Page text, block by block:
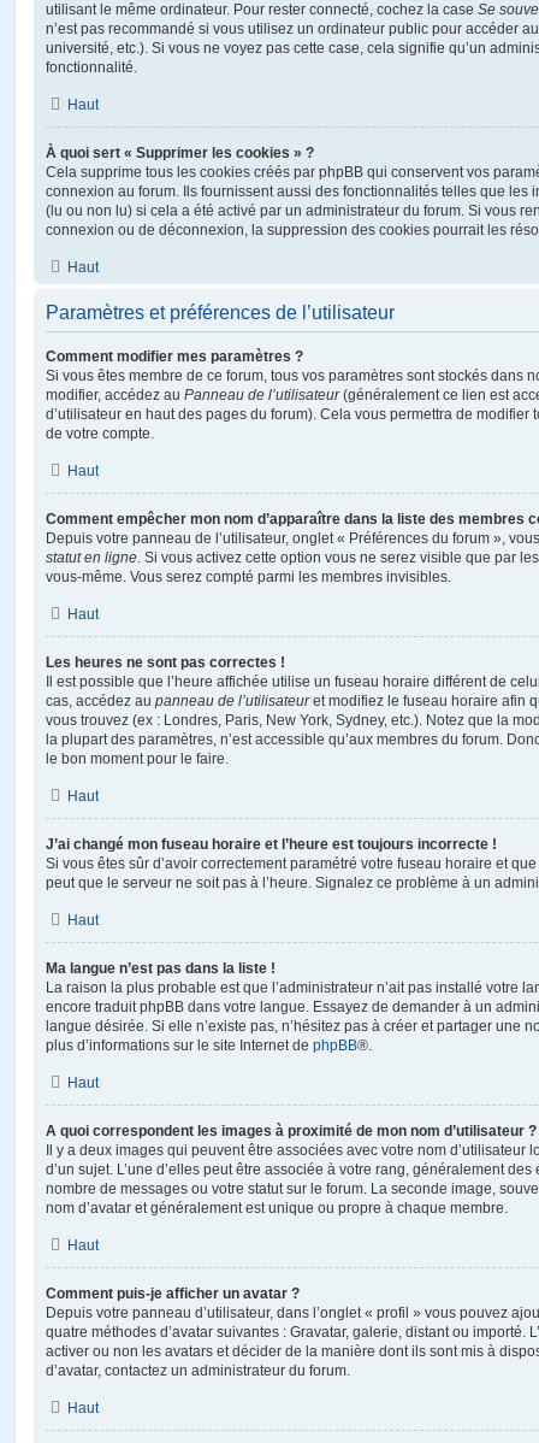
utilisant le même ordinateur. Pour rester connecté, cochez la case Se
n’est pas recommandé si vous utilisez un ordinateur public pour accéder
université, etc.). Si vous ne voyez pas cette case, cela signifie qu’un
fonctionnalité.
Haut
À quoi sert « Supprimer les cookies » ?
Cela supprime tous les cookies créés par phpBB qui conservent vos
connexion au forum. Ils fournissent aussi des fonctionnalités telles que les
(lu ou non lu) si cela a été activé par un administrateur du forum. Si vous
connexion ou de déconnexion, la suppression des cookies pourrait les
Haut
Paramètres et préférences de l’utilisateur
Comment modifier mes paramètres ?
Si vous êtes membre de ce forum, tous vos paramètres sont stockés dans
modifier, accédez au Panneau de l’utilisateur(généralement ce lien est
d’utilisateur en haut des pages du forum). Cela vous permettra de modifier
de votre compte.
Haut
Comment empêcher mon nom d’apparaître dans la liste des membres
Depuis votre panneau de l’utilisateur, onglet « Préférences du forum »,
statut en ligne. Si vous activez cette option vous ne serez visible que par
vous-même. Vous serez compté parmi les membres invisibles.
Haut
Les heures ne sont pas correctes !
Il est possible que l’heure affichée utilise un fuseau horaire différent de
cas, accédez au panneau de l’utilisateuret modifiez le fuseau horaire afin
vous trouvez (ex : Londres, Paris, New York, Sydney, etc.). Notez que la
la plupart des paramètres, n’est accessible qu’aux membres du forum.
le bon moment pour le faire.
Haut
J’ai changé mon fuseau horaire et l’heure est toujours incorrecte !
Si vous êtes sûr d’avoir correctement paramétré votre fuseau horaire et
peut que le serveur ne soit pas à l’heure. Signalez ce problème à un
Haut
Ma langue n’est pas dans la liste !
La raison la plus probable est que l’administrateur n’ait pas installé votre
encore traduit phpBB dans votre langue. Essayez de demander à un
langue désirée. Si elle n’existe pas, n’hésitez pas à créer et partager une
plus d’informations sur le site Internet de phpBB®.
Haut
A quoi correspondent les images à proximité de mon nom d’utilisateur ?
Il y a deux images qui peuvent être associées avec votre nom d’utilisateur
d’un sujet. L’une d’elles peut être associée à votre rang, généralement
nombre de messages ou votre statut sur le forum. La seconde image,
nom d’avatar et généralement est unique ou propre à chaque membre.
Haut
Comment puis-je afficher un avatar ?
Depuis votre panneau d’utilisateur, dans l’onglet « profil » vous pouvez
quatre méthodes d’avatar suivantes : Gravatar, galerie, distant ou importé.
activer ou non les avatars et décider de la manière dont ils sont mis à
d’avatar, contactez un administrateur du forum.
Haut